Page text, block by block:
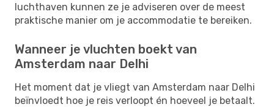
luchthaven kunnen ze je adviseren over de meest
praktische manier om je accommodatie te bereiken.
Wanneer je vluchten boekt van
Amsterdam naar Delhi
Het moment dat je vliegt van Amsterdam naar Delhi
beïnvloedt hoe je reis verloopt én hoeveel je betaalt.